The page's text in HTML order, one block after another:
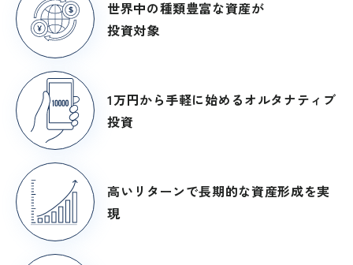
世界中の種類豊富な資産が
投資対象
1万円から手軽に始めるオルタナティブ
投資
高いリターンで長期的な資産形成を実
現